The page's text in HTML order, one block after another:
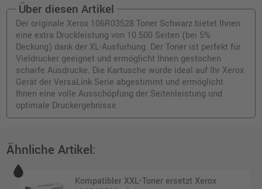
Über diesen Artikel
Der originale Xerox 106R03528 Toner Schwarz bietet Ihnen
eine extra Druckleistung von 10.500 Seiten (bei 5%
Deckung) dank der XL-Ausfürhung. Der Toner ist perfekt für
Vieldrucker geeignet und ermöglicht Ihnen gestochen
scharfe Ausdrucke. Die Kartusche wurde ideal auf Ihr Xerox
Gerät der VersaLink Serie abgestimmt und ermöglicht
Ihnen eine volle Ausschöpfung der Seitenleistung und
optimale Druckergebnisse.
Ähnliche Artikel:
Kompatibler XXL-Toner ersetzt Xerox